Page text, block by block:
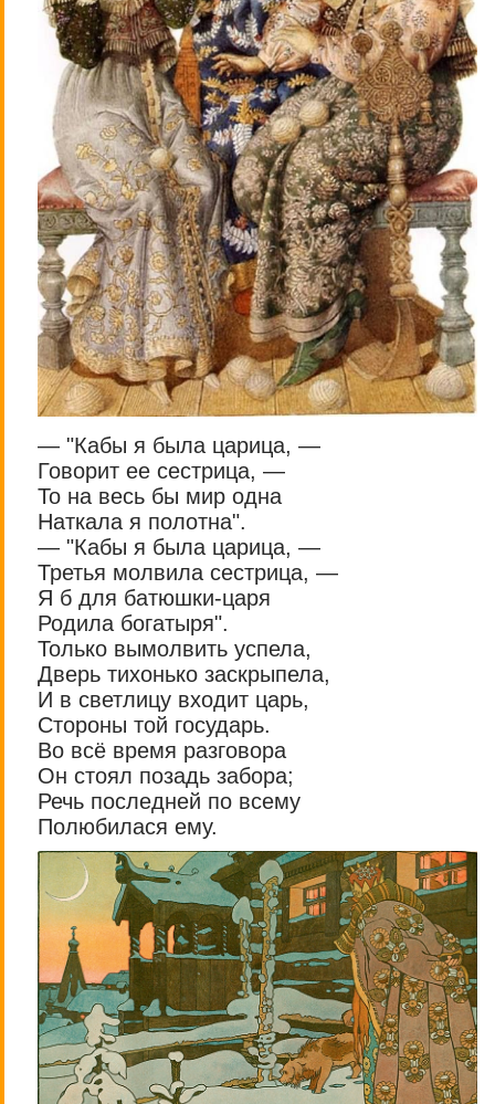
— "Кабы я была царица, —
Говорит ее сестрица, —
То на весь бы мир одна
Наткала я полотна".
— "Кабы я была царица, —
Третья молвила сестрица, —
Я б для батюшки-царя
Родила богатыря".
Только вымолвить успела,
Дверь тихонько заскрыпела,
И в светлицу входит царь,
Стороны той государь.
Во всё время разговора
Он стоял позадь забора;
Речь последней по всему
Полюбилася ему.